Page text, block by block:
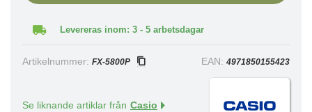
Levereras inom: 3 - 5 arbetsdagar
Artikelnummer: FX-5800P EAN: 4971850155423
Se liknande artiklar från Casio